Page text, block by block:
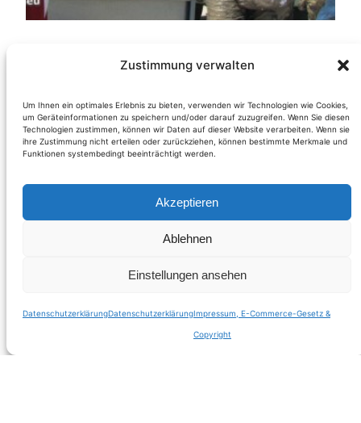
Zustimmung verwalten
Um Ihnen ein optimales Erlebnis zu bieten, verwenden wir Technologien wie Cookies,
um Geräteinformationen zu speichern und/oder darauf zuzugreifen. Wenn Sie diesen
Technologien zustimmen, können wir Daten auf dieser Website verarbeiten. Wenn sie
ihre Zustimmung nicht erteilen oder zurückziehen, können bestimmte Merkmale und
Funktionen systembedingt beeinträchtigt werden.
Akzeptieren
Ablehnen
Einstellungen ansehen
DatenschutzerklärungDatenschutzerklärungImpressum, E-Commerce-Gesetz &
Copyright
Video:
Aufräumarbeiten
nach Hochwasser
2013